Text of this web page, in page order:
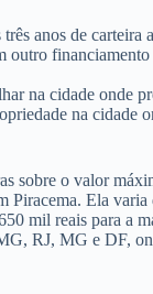
anos de carteira
outro
na cidade onde
na cidade
sobre o valor
Piracema. Ela varia
mil reais para a
RJ, MG e DF,